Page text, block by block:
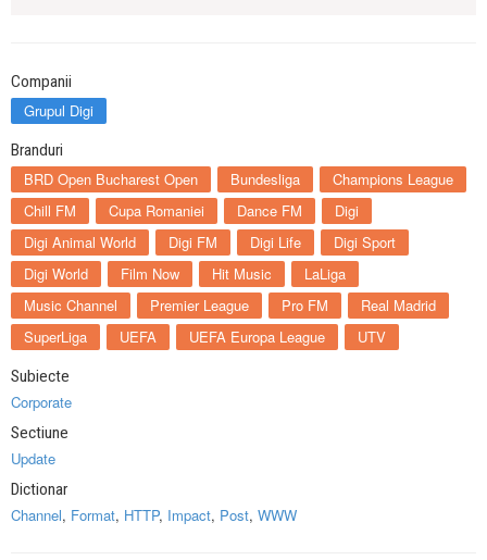
Companii
Grupul Digi
Branduri
BRD Open Bucharest Open Bundesliga
Champions League
Chill FM
Cupa Romaniei Dance FM
Digi
Digi Animal World
Digi FM Digi Life
Digi Sport
Digi World
Film Now Hit Music
LaLiga
Music Channel
Premier League Pro FM
Real Madrid
SuperLiga
UEFA UEFA Europa League UTV
Subiecte
Corporate
Sectiune
Update
Dictionar
Channel, Format, HTTP, Impact, Post, WWW